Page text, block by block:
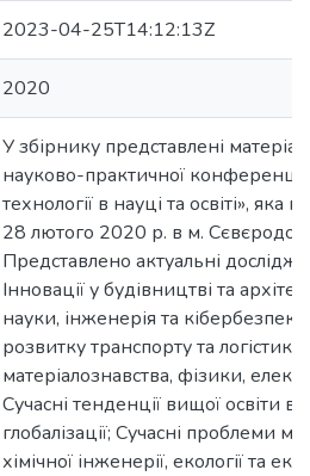
2023-04-25T14:12:13Z
2020
У збірнику представлені
науково-практичної конференції
технології в науці та освіті», яка
28 лютого 2020 р. в м.
Представлено актуальні
Інновації у будівництві та
науки, інженерія та
розвитку транспорту та
матеріалознавства, фізики,
Сучасні тенденції вищої освіти в
глобалізації; Сучасні проблеми
хімічної інженерії, екології та